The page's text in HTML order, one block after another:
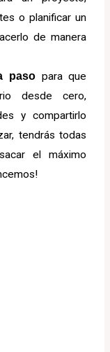
o planificar un
de manera
pasopara que
desde cero,
y compartirlo
tendrás todas
el máximo